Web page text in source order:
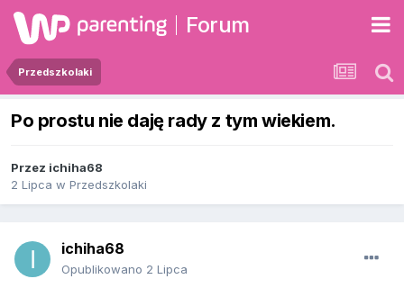
Forum
Przedszkolaki
Po prostu nie daję rady z tym wiekiem.
Przez ichiha68
2 Lipca w Przedszkolaki
ichiha68
Opublikowano 2 Lipca